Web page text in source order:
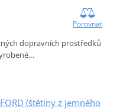
Porovnat
dopravních prostředků
(štětiny z jemného